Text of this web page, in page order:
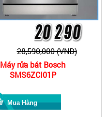
28,590,000 (VNĐ)
Máy rửa bát Bosch
SMS6ZCI01P